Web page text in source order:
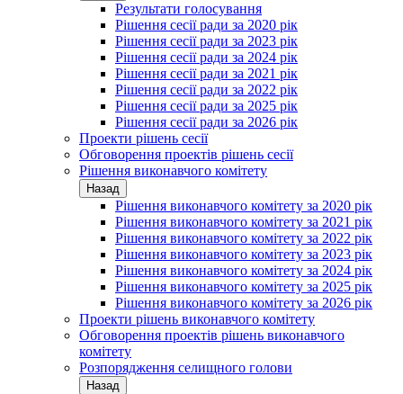
Результати голосування
Рішення сесії ради за 2020 рік
Рішення сесії ради за 2023 рік
Рішення сесії ради за 2024 рік
Рішення сесії ради за 2021 рік
Рішення сесії ради за 2022 рік
Рішення сесії ради за 2025 рік
Рішення сесії ради за 2026 рік
Проекти рішень сесії
Обговорення проектів рішень сесії
Рішення виконавчого комітету
Назад
Рішення виконавчого комітету за 2020 рік
Рішення виконавчого комітету за 2021 рік
Рішення виконавчого комітету за 2022 рік
Рішення виконавчого комітету за 2023 рік
Рішення виконавчого комітету за 2024 рік
Рішення виконавчого комітету за 2025 рік
Рішення виконавчого комітету за 2026 рік
Проекти рішень виконавчого комітету
Обговорення проектів рішень виконавчого
комітету
Розпорядження селищного голови
Назад